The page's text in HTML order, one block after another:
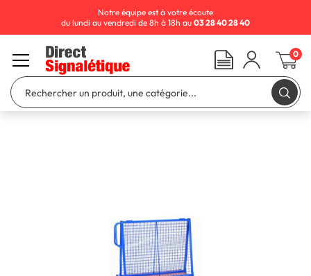
Notre équipe est à votre écoute
du lundi au vendredi de 8h à 18h au 03 28 40 28 40
0